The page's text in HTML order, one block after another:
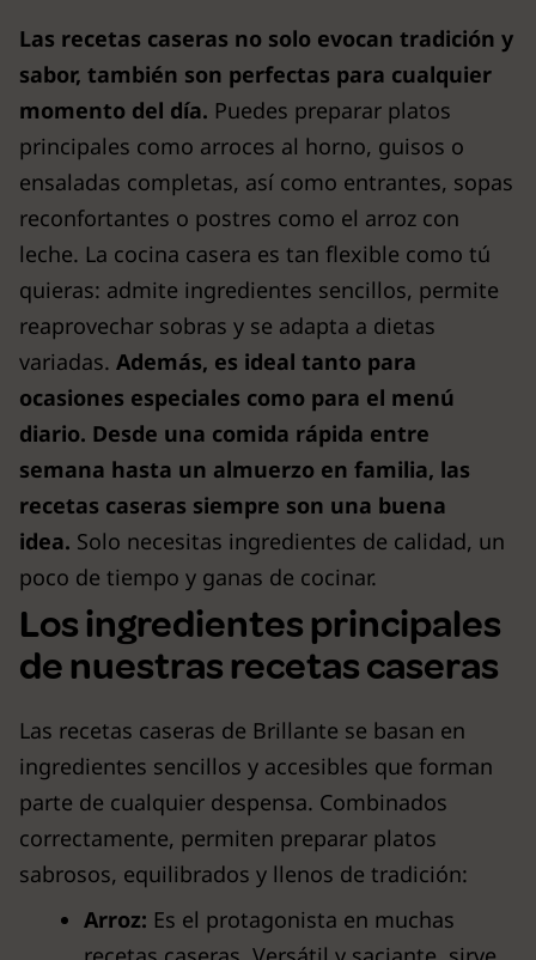
Las recetas caseras no solo evocan tradición y
sabor, también son perfectas para cualquier
momento del día. Puedes preparar platos
principales como arroces al horno, guisos o
ensaladas completas, así como entrantes, sopas
reconfortantes o postres como el arroz con
leche. La cocina casera es tan flexible como tú
quieras: admite ingredientes sencillos, permite
reaprovechar sobras y se adapta a dietas
variadas. Además, es ideal tanto para
ocasiones especiales como para el menú
diario. Desde una comida rápida entre
semana hasta un almuerzo en familia, las
recetas caseras siempre son una buena
idea. Solo necesitas ingredientes de calidad, un
poco de tiempo y ganas de cocinar.
Los ingredientes principales
de nuestras recetas caseras
Las recetas caseras de Brillante se basan en
ingredientes sencillos y accesibles que forman
parte de cualquier despensa. Combinados
correctamente, permiten preparar platos
sabrosos, equilibrados y llenos de tradición:
Arroz: Es el protagonista en muchas